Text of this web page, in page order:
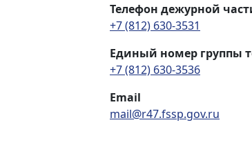
Телефон дежурной
+7 (812) 630-3531
Единый номер группы
+7 (812) 630-3536
Email
mail@r47.fssp.gov.ru